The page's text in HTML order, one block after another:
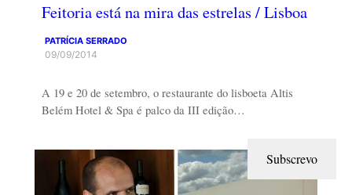
Feitoria está na mira das estrelas / Lisboa
PATRÍCIA SERRADO
09/09/2014
A 19 e 20 de setembro, o restaurante do lisboeta Altis
Belém Hotel & Spa é palco da III edição…
Subscrevo